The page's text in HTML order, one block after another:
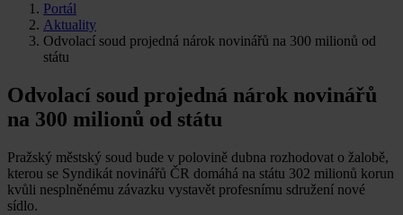
Portál
Aktuality
Odvolací soud projedná nárok novinářů na 300 milionů od
státu
Odvolací soud projedná nárok novinářů
na 300 milionů od státu
Pražský městský soud bude v polovině dubna rozhodovat o žalobě,
kterou se Syndikát novinářů ČR domáhá na státu 302 milionů korun
kvůli nesplněnému závazku vystavět profesnímu sdružení nové
sídlo.